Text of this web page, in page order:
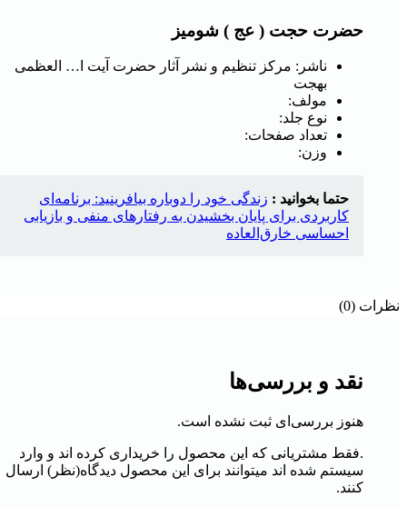
حضرت حجت ( عج ) شومیز
ناشر: مرکز تنظیم و نشر آثار حضرت آیت ا… العظمی
بهجت
مولف:
نوع جلد:
تعداد صفحات:
وزن:
حتما بخوانید : زندگی خود را دوباره بیافرینید: برنامه‌ای
کاربردی برای پایان بخشیدن به رفتارهای منفی و بازیابی
احساسی خارق‌العاده
نظرات (0)
نقد و بررسی‌ها
هنوز بررسی‌ای ثبت نشده است.
.فقط مشتریانی که این محصول را خریداری کرده اند و وارد
سیستم شده اند میتوانند برای این محصول دیدگاه(نظر) ارسال
کنند.